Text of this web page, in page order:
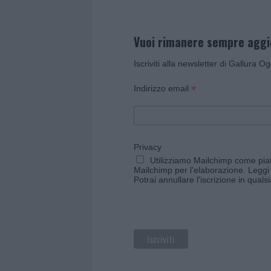
Vuoi rimanere sempre
Iscriviti alla newsletter di Gallura
Indirizzo email *
Privacy
Utilizziamo Mailchimp come
Mailchimp per l'elaborazione.
Potrai annullare l'iscrizione in